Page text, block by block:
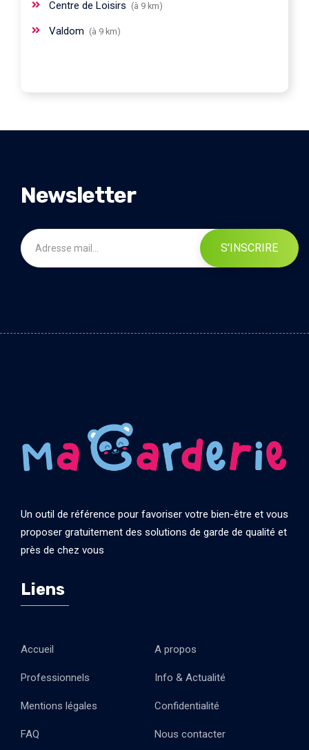
Centre de Loisirs (à 9 km)
Valdom (à 9 km)
Newsletter
S'INSCRIRE
Un outil de référence pour favoriser votre bien-être et vous
proposer gratuitement des solutions de garde de qualité et
près de chez vous
Liens
Accueil A propos
Professionnels Info & Actualité
Mentions légales Confidentialité
FAQ Nous contacter